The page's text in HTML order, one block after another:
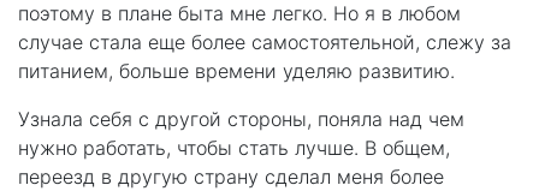
поэтому в плане быта мне легко. Но я в любом
случае стала еще более самостоятельной, слежу за
питанием, больше времени уделяю развитию.
Узнала себя с другой стороны, поняла над чем
нужно работать, чтобы стать лучше. В общем,
переезд в другую страну сделал меня более